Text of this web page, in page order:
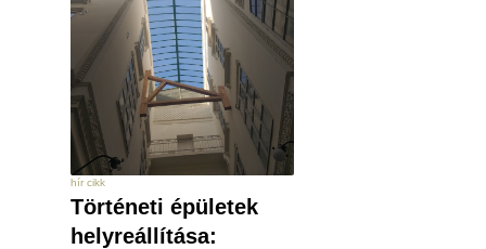
hír cikk
Történeti épületek
helyreállítása: